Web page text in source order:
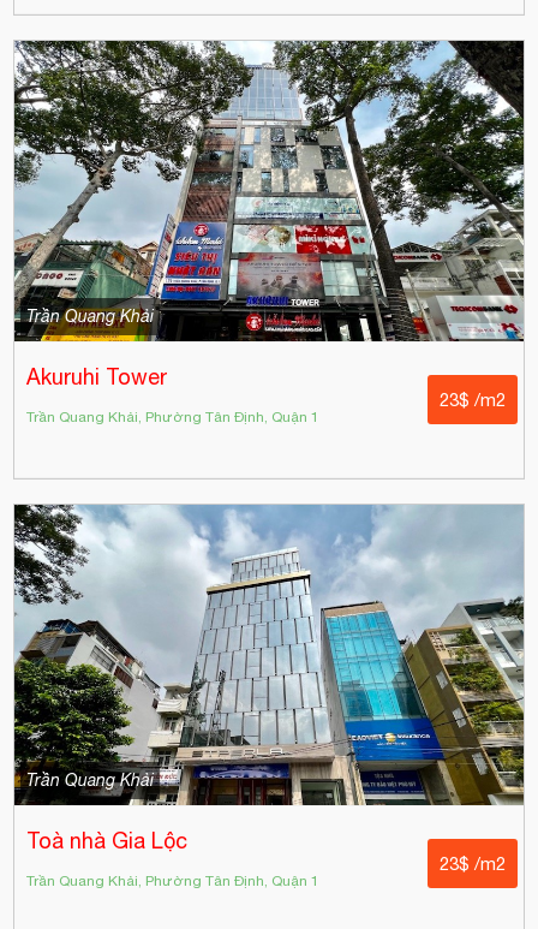
Trần Quang Khải
Akuruhi Tower
Trần Quang Khải, Phường Tân Định, Quận 1
23$ /m2
Trần Quang Khải
Toà nhà Gia Lộc
Trần Quang Khải, Phường Tân Định, Quận 1
23$ /m2